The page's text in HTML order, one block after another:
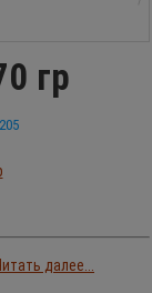
гр
далее...